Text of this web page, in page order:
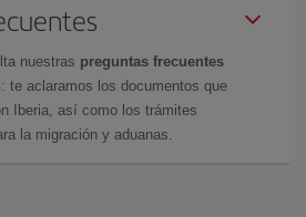
nuestras preguntas frecuentes
: te aclaramos los documentos que
Iberia, así como los trámites
la migración y aduanas.